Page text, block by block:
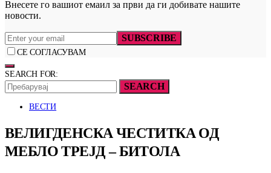
Внесете го вашиот емаил за први да ги добивате нашите
новости.
SUBSCRIBE
СЕ СОГЛАСУВАМ
SEARCH FOR:
SEARCH
ВЕСТИ
ВЕЛИГДЕНСКА ЧЕСТИТКА ОД
МЕБЛО ТРЕЈД – БИТОЛА